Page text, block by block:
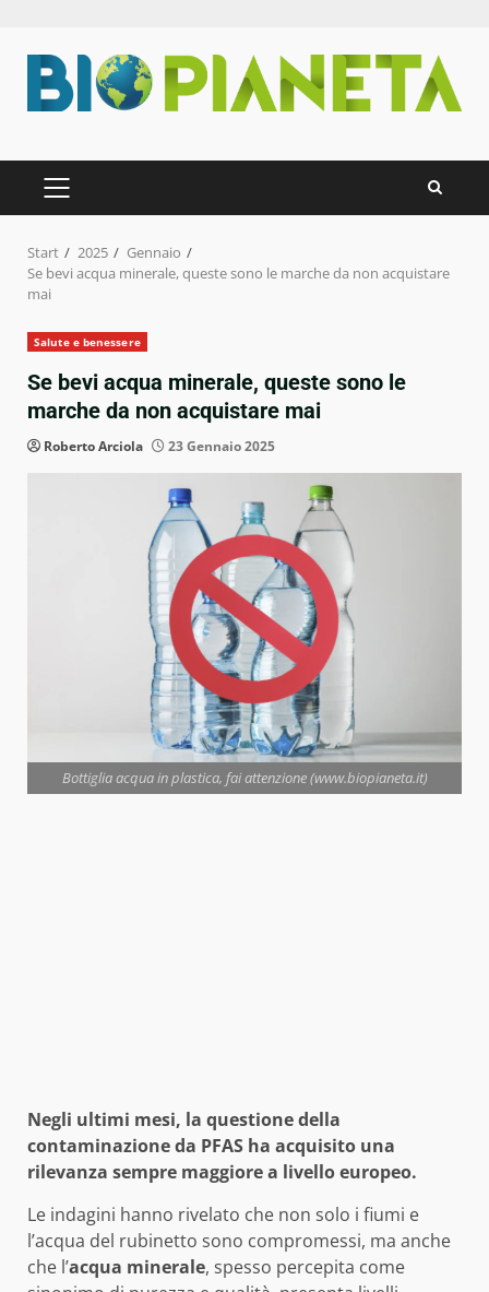
Inhalt
springen
PRIMÄRES
MENÜ
Start 2025
Gennaio
Se bevi acqua minerale, queste sono le marche da non acquistare
mai
Salute e benessere
Se bevi acqua minerale, queste sono le
marche da non acquistare mai
Roberto Arciola 23 Gennaio 2025
Bottiglia acqua in plastica, fai attenzione (www.biopianeta.it)
Negli ultimi mesi, la questione della
contaminazione da PFAS ha acquisito una
rilevanza sempre maggiore a livello europeo.
Le indagini hanno rivelato che non solo i fiumi e
l’acqua del rubinetto sono compromessi, ma anche
che l’acqua minerale, spesso percepita come